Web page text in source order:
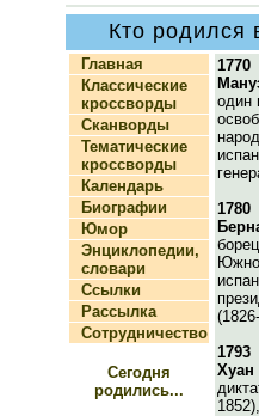
Кто родился
Главная
Классические
кроссворды
Сканворды
Тематические
кроссворды
Календарь
Биографии
Юмор
Энциклопедии,
словари
Ссылки
Рассылка
Сотрудничество
Сегодня
родились...
1770
один
1780
1793
Хуан